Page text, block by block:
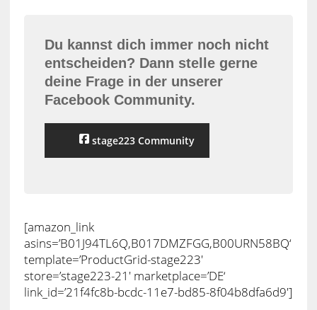
Du kannst dich immer noch nicht
entscheiden? Dann stelle gerne
deine Frage in der unserer
Facebook Community.
[amazon_link
asins=’B01J94TL6Q,B017DMZFGG,B00URN58BQ‘
template=’ProductGrid-stage223′
store=’stage223-21′ marketplace=’DE‘